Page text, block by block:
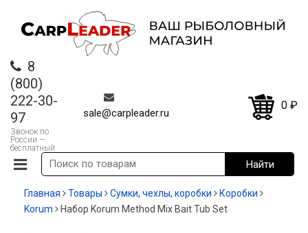
8
(800)
222-30-
97
Звонок по
России —
бесплатный
sale@carpleader.ru
0 ₽
Главная Товары Сумки, чехлы, коробки
Коробки
Korum
Набор Korum Method Mix Bait Tub Set